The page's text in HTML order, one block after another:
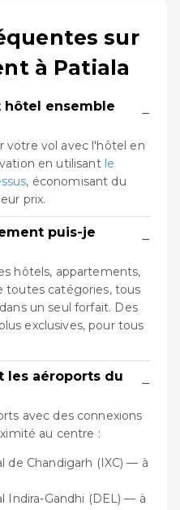
sur
à Patiala
hôtel ensemble
−
votre vol avec l'hôtel en
en utilisant le
, économisant du
prix.
puis-je
−
hôtels, appartements,
toutes catégories, tous
un seul forfait. Des
exclusives, pour tous
les aéroports du
−
avec des connexions
au centre :
de Chandigarh (IXC) — à
Indira-Gandhi (DEL) — à